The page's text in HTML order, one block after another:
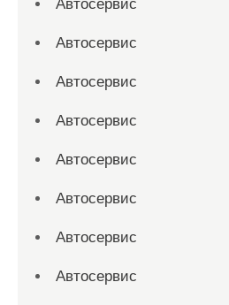
Автосервис
Автосервис
Автосервис
Автосервис
Автосервис
Автосервис
Автосервис
Автосервис